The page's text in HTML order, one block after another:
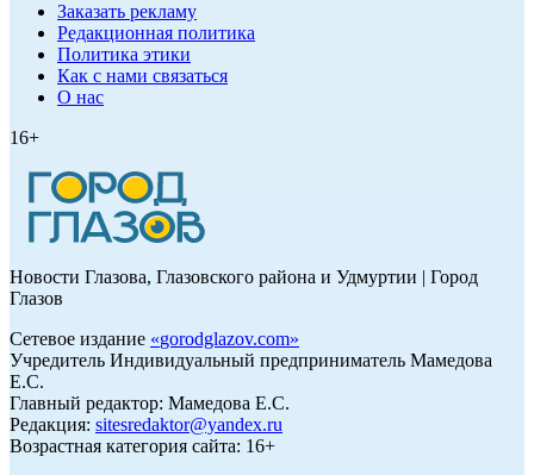
Заказать рекламу
Редакционная политика
Политика этики
Как с нами связаться
О нас
16+
Новости Глазова, Глазовского района и Удмуртии | Город
Глазов
Сетевое издание «gorodglazov.com»
Учредитель Индивидуальный предприниматель Мамедова
Е.С.
Главный редактор: Мамедова Е.С.
Редакция: sitesredaktor@yandex.ru
Возрастная категория сайта: 16+